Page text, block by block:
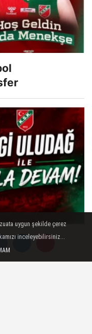
uygun şekilde çerez
inceleyebilirsiniz...